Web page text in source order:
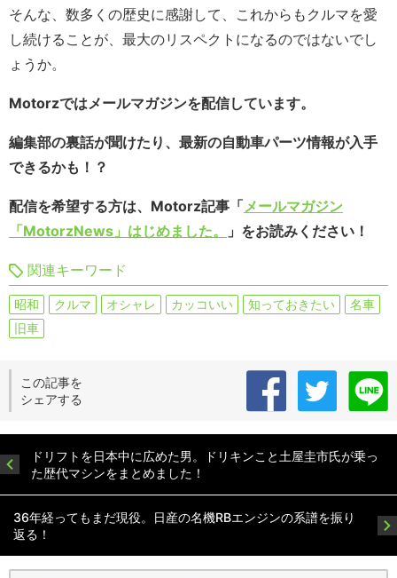
そんな、数多くの歴史に感謝して、これからもクルマを愛
し続けることが、最大のリスペクトになるのではないでし
ょうか。
Motorzではメールマガジンを配信しています。
編集部の裏話が聞けたり、最新の自動車パーツ情報が入手
できるかも！？
配信を希望する方は、Motorz記事「メールマガジン
「MotorzNews」はじめました。
」をお読みください！
関連キーワード
昭和 クルマ オシャレ カッコいい 知っておきたい
名車
旧車
この記事を
シェアする
ドリフトを日本中に広めた男。ドリキンこと土屋圭市氏が乗っ
た歴代マシンをまとめました！
36年経ってもまだ現役。日産の名機RBエンジンの系譜を振り
返る！